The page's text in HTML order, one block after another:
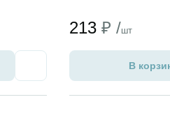
213 ₽ /шт
В